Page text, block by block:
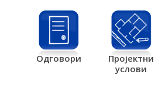
Одговори
Пројектни
услови